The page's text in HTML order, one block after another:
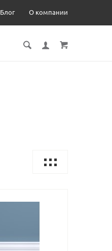
Блог О компании